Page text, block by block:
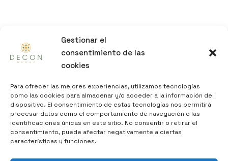
Gestionar el
consentimiento de las
cookies
Para ofrecer las mejores experiencias, utilizamos tecnologías
como las cookies para almacenar y/o acceder a la información del
dispositivo. El consentimiento de estas tecnologías nos permitirá
procesar datos como el comportamiento de navegación o las
identificaciones únicas en este sitio. No consentir o retirar el
consentimiento, puede afectar negativamente a ciertas
características y funciones.
bySitgeshosting
INFO
AVÍS LEGAL
POLÍTICA DE PRIVADESA
POLÍTICA DE COOKIES